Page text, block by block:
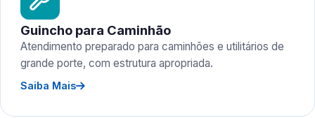
Guincho para Caminhão
Atendimento preparado para caminhões e utilitários de
grande porte, com estrutura apropriada.
Saiba Mais